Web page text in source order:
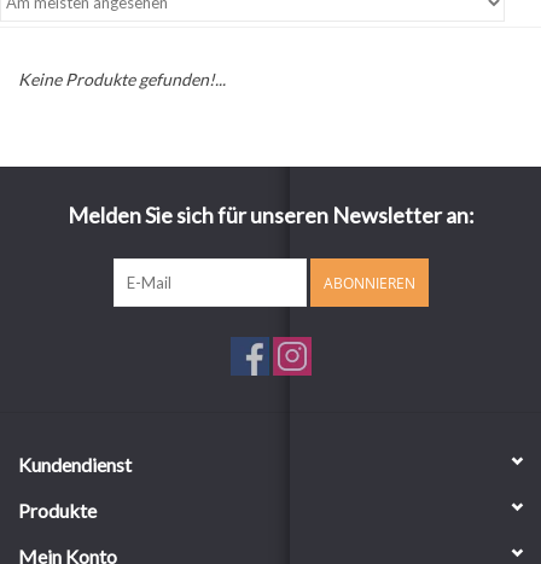
Keine Produkte gefunden!...
Melden Sie sich für unseren Newsletter an:
ABONNIEREN
Kundendienst
Produkte
Mein Konto